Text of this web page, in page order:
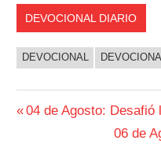
DEVOCIONAL DIARIO
DEVOCIONAL
Navegación
Entrada
04 de Agosto:
06 de